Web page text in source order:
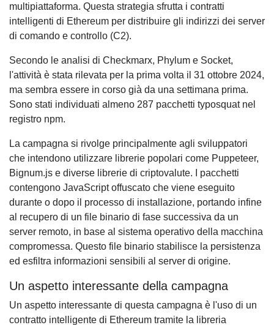
multipiattaforma. Questa strategia sfrutta i contratti
intelligenti di Ethereum per distribuire gli indirizzi dei server
di comando e controllo (C2).
Secondo le analisi di Checkmarx, Phylum e Socket,
l'attività è stata rilevata per la prima volta il 31 ottobre 2024,
ma sembra essere in corso già da una settimana prima.
Sono stati individuati almeno 287 pacchetti typosquat nel
registro npm.
La campagna si rivolge principalmente agli sviluppatori
che intendono utilizzare librerie popolari come Puppeteer,
Bignum.js e diverse librerie di criptovalute. I pacchetti
contengono JavaScript offuscato che viene eseguito
durante o dopo il processo di installazione, portando infine
al recupero di un file binario di fase successiva da un
server remoto, in base al sistema operativo della macchina
compromessa. Questo file binario stabilisce la persistenza
ed esfiltra informazioni sensibili al server di origine.
Un aspetto interessante della campagna
Un aspetto interessante di questa campagna è l'uso di un
contratto intelligente di Ethereum tramite la libreria